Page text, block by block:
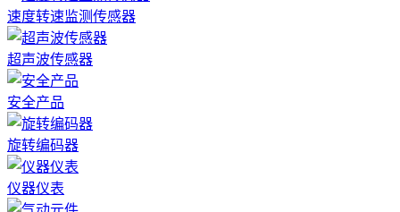
速度转速监测传感器
超声波传感器
安全产品
旋转编码器
仪器仪表